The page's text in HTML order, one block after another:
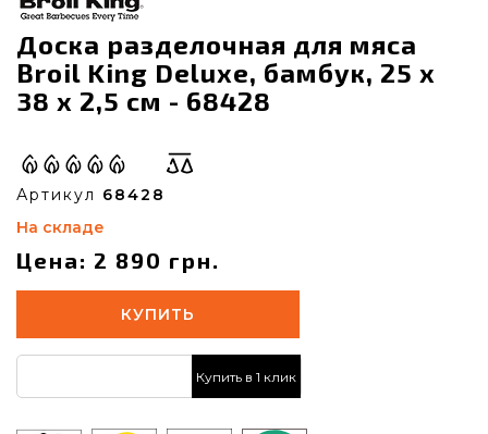
Доcка разделочная для мяса
Broil King Deluxe, бамбук, 25 x
38 x 2,5 см - 68428
Артикул 68428
На складе
Цена: 2 890 грн.
КУПИТЬ
Купить в 1 клик